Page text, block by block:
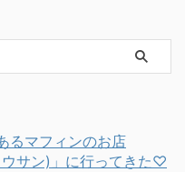
るマフィンのお店
ウサン)」に行ってきた♡